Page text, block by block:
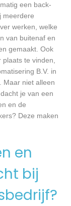
een back-
meerdere
werken, welke
van buitenaf en
gemaakt. Ook
te vinden,
B.V. in
Maar niet alleen
je van een
en de
Deze maken
en
bij